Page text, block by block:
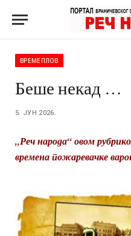
ВРЕМЕПЛОВ
Беше некад …
5. ЈУН 2026.
„Реч народа“ овом
времена пожаревачке